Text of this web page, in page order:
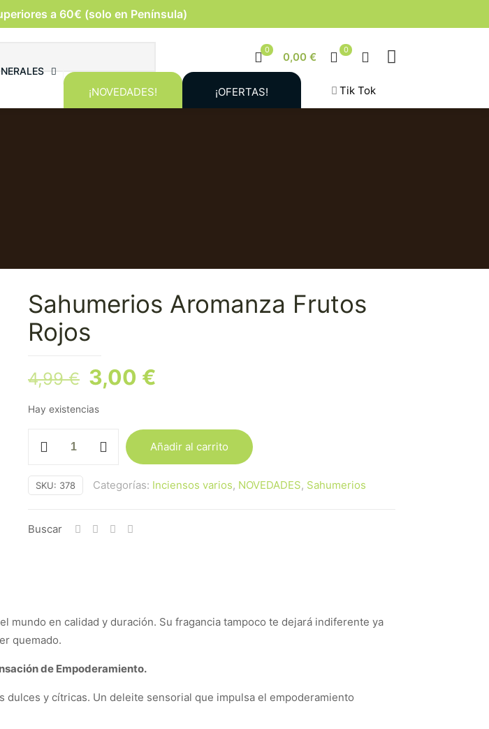
a 60€ (solo en Península)
0
0,00 €
0
¡NOVEDADES! ¡OFERTAS! Tik Tok
Sahumerios Aromanza Frutos
Rojos
4,99€ El
precio
original
era:
4,99 €.
3,00 €
es:
3,00 €.
Hay existencias
Aromanza
Frutos
Rojos
Añadir al carrito
SKU: 378 Categorías: Inciensos varios, NOVEDADES, Sahumerios
Buscar
mundo en calidad y duración. Su fragancia tampoco te dejará indiferente ya
quemado.
de Empoderamiento.
y cítricas. Un deleite sensorial que impulsa el empoderamiento